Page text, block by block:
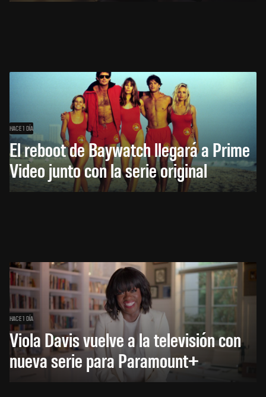
HACE 1 DÍA
El reboot de Baywatch llegará a Prime
Video junto con la serie original
HACE 1 DÍA
Viola Davis vuelve a la televisión con
nueva serie para Paramount+